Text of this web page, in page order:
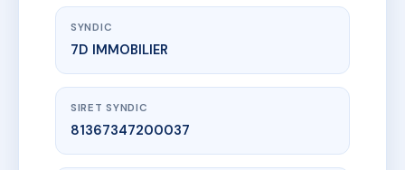
SYNDIC
7D IMMOBILIER
SIRET SYNDIC
81367347200037